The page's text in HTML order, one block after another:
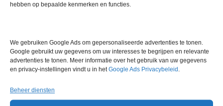
hebben op bepaalde kenmerken en functies.
We gebruiken Google Ads om gepersonaliseerde advertenties te tonen.
Google gebruikt uw gegevens om uw interesses te begrijpen en relevante
advertenties te tonen. Meer informatie over het gebruik van uw gegevens
en privacy-instellingen vindt u in hetGoogle Ads Privacybeleid .
Beheer diensten
Conditie Gebruikt in goede conditie